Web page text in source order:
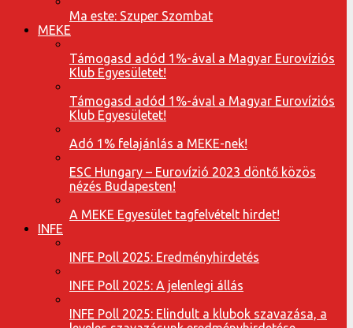
Ma este: Szuper Szombat
MEKE
Támogasd adód 1%-ával a Magyar Eurovíziós
Klub Egyesületet!
Támogasd adód 1%-ával a Magyar Eurovíziós
Klub Egyesületet!
Adó 1% felajánlás a MEKE-nek!
ESC Hungary – Eurovízió 2023 döntő közös
nézés Budapesten!
A MEKE Egyesület tagfelvételt hirdet!
INFE
INFE Poll 2025: Eredményhirdetés
INFE Poll 2025: A jelenlegi állás
INFE Poll 2025: Elindult a klubok szavazása, a